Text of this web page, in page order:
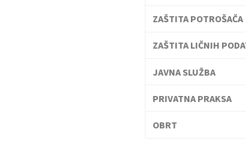
ZAŠTITA POTROŠAČA
ZAŠTITA LIČNIH
JAVNA SLUŽBA
PRIVATNA PRAKSA
OBRT